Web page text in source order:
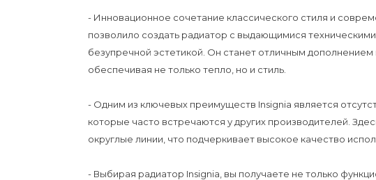
- Инновационное сочетание классического стиля и
позволило создать радиатор с выдающимися
безупречной эстетикой. Он станет отличным дополнением
обеспечивая не только тепло, но и стиль.
- Одним из ключевых преимуществ Insignia является
которые часто встречаются у других производителей.
округлые линии, что подчеркивает высокое качество
- Выбирая радиатор Insignia, вы получаете не только